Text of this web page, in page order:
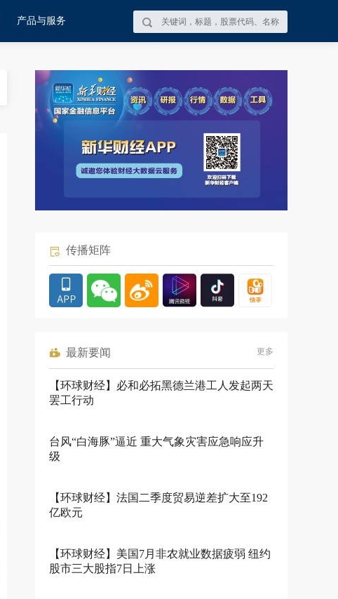
产品与服务
传播矩阵
最新要闻 更多
【环球财经】必和必拓黑德兰港工人发起两天
罢工行动
台风“白海豚”逼近 重大气象灾害应急响应升
级
【环球财经】法国二季度贸易逆差扩大至192
亿欧元
【环球财经】美国7月非农就业数据疲弱 纽约
股市三大股指7日上涨